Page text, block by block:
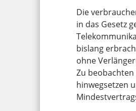
Die
in das Gesetz
bislang
ohne
Zu
hinwegsetzen